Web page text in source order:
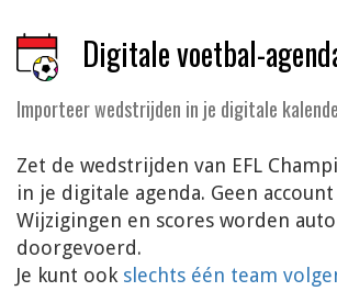
Digitale voetbal-
Importeer wedstrijden in je digitale
Zet de wedstrijden van EFL
in je digitale agenda. Geen
Wijzigingen en scores worden
doorgevoerd.
Je kunt ook slechts één team